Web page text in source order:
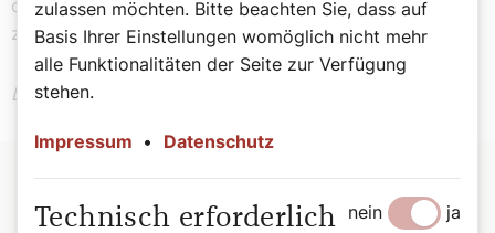
des Gipfels. Was Menschen bereit sind, dafür aufs Spiel
zu setzen, ist mitunter schwer zu begreifen.
Der Kommentar drückt seine persönliche Meinung aus!
Zur Person:
zulassen möchten. Bitte beachten Sie, dass auf
Basis Ihrer Einstellungen womöglich nicht mehr
alle Funktionalitäten der Seite zur Verfügung
stehen.
Impressum • Datenschutz
Technisch erforderlich nein ja